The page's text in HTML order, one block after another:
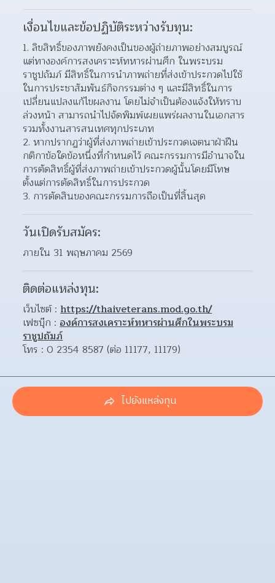
เงื่อนไขและข้อปฏิบัติระหว่างรับทุน:
ลิขสิทธิ์ของภาพยังคงเป็นของผู้ถ่ายภาพอย่างสมบูรณ์
แต่ทางองค์การสงเคราะห์ทหารผ่านศึก ในพระบรม
ราชูปถัมภ์ มีสิทธิ์ในการนําภาพถ่ายที่ส่งเข้าประกวดไปใช้
ในการประชาสัมพันธ์กิจกรรมต่าง ๆ และมีสิทธิ์ในการ
เปลี่ยนแปลงแก้ไขผลงาน โดยไม่จําเป็นต้องแจ้งให้ทราบ
ล่วงหน้า สามารถนําไปจัดพิมพ์เผยแพร่ผลงานในเอกสาร
รวมทั้งงานสารสนเทศทุกประเภท
หากปรากฏว่าผู้ที่ส่งภาพถ่ายเข้าประกวดเจตนาฝ่าฝืน
กติกาข้อใดข้อหนึ่งที่กําหนดไว้ คณะกรรมการมีอํานาจใน
การตัดสิทธิ์ผู้ที่ส่งภาพถ่ายเข้าประกวดผู้นั้นโดยมีโทษ
ตั้งแต่การตัดสิทธิ์ในการประกวด
การตัดสินของคณะกรรมการถือเป็นที่สิ้นสุด
วันเปิดรับสมัคร:
ภายใน 31 พฤษภาคม 2569
ติดต่อแหล่งทุน:
เว็บไซต์ : https://thaiveterans.mod.go.th/
เฟซบุ๊ก : องค์การสงเคราะห์ทหารผ่านศึกในพระบรม
ราชูปถัมภ์
โทร : 0 2354 8587 (ต่อ 11177, 11179)
ไปยังแหล่งทุน